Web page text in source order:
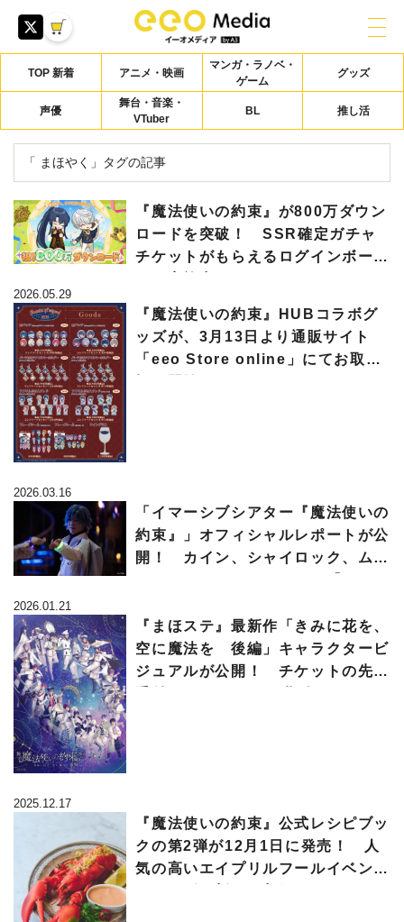
TOP 新着 アニメ・映画
マンガ・ラノベ・
ゲーム
グッズ
声優
舞台・音楽・
VTuber
BL 推し活
「 まほやく」タグの記事
『魔法使いの約束』が800万ダウン
ロードを突破！ SSR確定ガチャ
チケットがもらえるログインボーナ
2026.05.29
『魔法使いの約束』HUBコラボグ
ッズが、3月13日より通販サイト
「eeo Store online」にてお取り
2026.03.16
「イマーシブシアター『魔法使いの
約束』」オフィシャルレポートが公
開！ カイン、シャイロック、ム
2026.01.21
『まほステ』最新作「きみに花を、
空に魔法を 後編」キャラクタービ
ジュアルが公開！ チケットの先行
2025.12.17
『魔法使いの約束』公式レシピブッ
クの第2弾が12月1日に発売！ 人
気の高いエイプリルフールイベント